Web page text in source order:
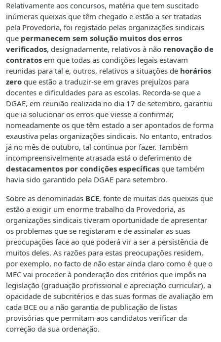
Relativamente aos concursos, matéria que tem suscitado
inúmeras queixas que têm chegado e estão a ser tratadas
pela Provedoria, foi registado pelas organizações sindicais
que permanecem sem solução muitos dos erros
verificados, designadamente, relativos à não renovação de
contratos em que todas as condições legais estavam
reunidas para tal e, outros, relativos a situações de horários
zero que estão a traduzir-se em graves prejuízos para
docentes e dificuldades para as escolas. Recorda-se que a
DGAE, em reunião realizada no dia 17 de setembro, garantiu
que ia solucionar os erros que viesse a confirmar,
nomeadamente os que têm estado a ser apontados de forma
exaustiva pelas organizações sindicais. No entanto, entrados
já no mês de outubro, tal continua por fazer. Também
incompreensivelmente atrasada está o deferimento de
destacamentos por condições específicas que também
havia sido garantido pela DGAE para setembro.
Sobre as denominadas BCE, fonte de muitas das queixas que
estão a exigir um enorme trabalho da Provedoria, as
organizações sindicais tiveram oportunidade de apresentar
os problemas que se registaram e de assinalar as suas
preocupações face ao que poderá vir a ser a persistência de
muitos deles. As razões para estas preocupações residem,
por exemplo, no facto de não estar ainda claro como é que o
MEC vai proceder à ponderação dos critérios que impôs na
legislação (graduação profissional e apreciação curricular), a
opacidade de subcritérios e das suas formas de avaliação em
cada BCE ou a não garantia de publicação de listas
provisórias que permitam aos candidatos verificar da
correção da sua ordenação.